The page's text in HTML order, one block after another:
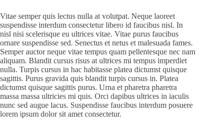
Vitae semper quis lectus nulla at volutpat. Neque laoreet
suspendisse interdum consectetur libero id faucibus nisl. In
nisl nisi scelerisque eu ultrices vitae. Vitae purus faucibus
ornare suspendisse sed. Senectus et netus et malesuada fames.
Semper auctor neque vitae tempus quam pellentesque nec nam
aliquam. Blandit cursus risus at ultrices mi tempus imperdiet
nulla. Turpis cursus in hac habitasse platea dictumst quisque
sagittis. Purus gravida quis blandit turpis cursus in. Platea
dictumst quisque sagittis purus. Urna et pharetra pharetra
massa massa ultricies mi quis. Orci dapibus ultrices in iaculis
nunc sed augue lacus. Suspendisse faucibus interdum posuere
lorem ipsum dolor sit amet consectetur.